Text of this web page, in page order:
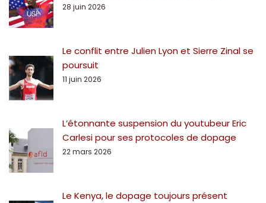
28 juin 2026
Le conflit entre Julien Lyon et Sierre Zinal se
poursuit
11 juin 2026
L’étonnante suspension du youtubeur Eric
Carlesi pour ses protocoles de dopage
22 mars 2026
Le Kenya, le dopage toujours présent